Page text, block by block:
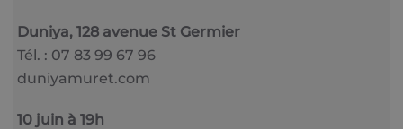
Duniya, 128 avenue St Germier
Tél. : 07 83 99 67 96
duniyamuret.com
10 juin à 19h